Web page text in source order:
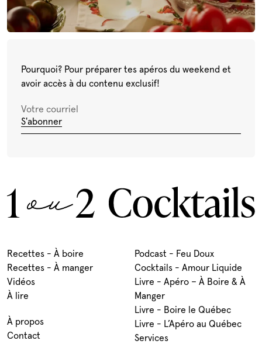
Pourquoi? Pour préparer tes apéros du weekend et
avoir accès à du contenu exclusif!
S'abonner
Recettes - À boire
Recettes - À manger
Vidéos
À lire
Podcast - Feu Doux
Cocktails - Amour Liquide
Livre - Apéro – À Boire & À
Manger
Livre - Boire le Québec
Livre - L’Apéro au Québec
Services
À propos
Contact